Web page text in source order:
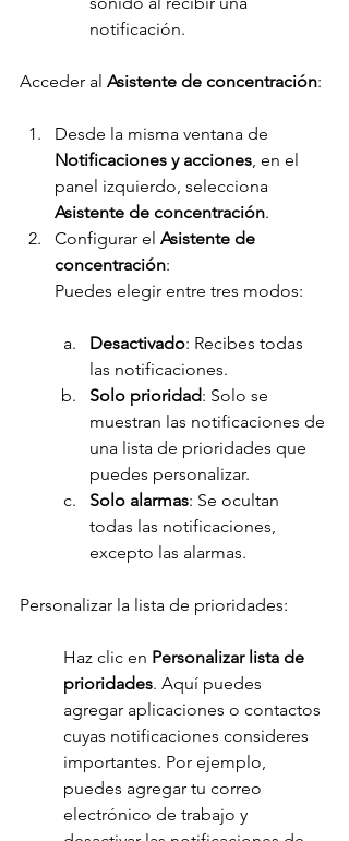
notificación.
Acceder al Asistente de concentración:
Desde la misma ventana de
Notificaciones y acciones , en el
panel izquierdo, selecciona
Asistente de concentración.
Configurar el Asistente de
concentración:
Puedes elegir entre tres modos:
Desactivado: Recibes todas
las notificaciones.
Solo prioridad: Solo se
muestran las notificaciones de
una lista de prioridades que
puedes personalizar.
Solo alarmas: Se ocultan
todas las notificaciones,
excepto las alarmas.
Personalizar la lista de prioridades:
Haz clic en Personalizar lista de
prioridades. Aquí puedes
agregar aplicaciones o contactos
cuyas notificaciones consideres
importantes. Por ejemplo,
puedes agregar tu correo
electrónico de trabajo y